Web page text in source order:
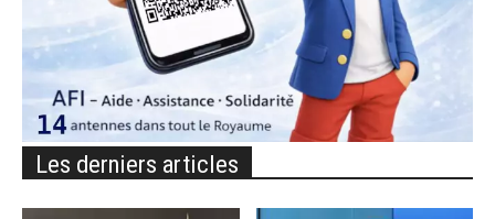
Les derniers articles